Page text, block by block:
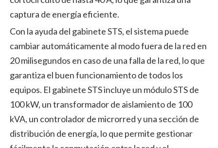
captura de energía eficiente.
Con la ayuda del gabinete STS, el sistema puede
cambiar automáticamente al modo fuera de la red en
20 milisegundos en caso de una falla de la red, lo que
garantiza el buen funcionamiento de todos los
equipos. El gabinete STS incluye un módulo STS de
100 kW, un transformador de aislamiento de 100
kVA, un controlador de microrred y una sección de
distribución de energía, lo que permite gestionar